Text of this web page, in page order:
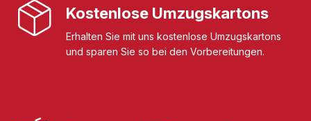
Kostenlose Umzugskartons
Erhalten Sie mit uns kostenlose Umzugskartons
und sparen Sie so bei den Vorbereitungen.